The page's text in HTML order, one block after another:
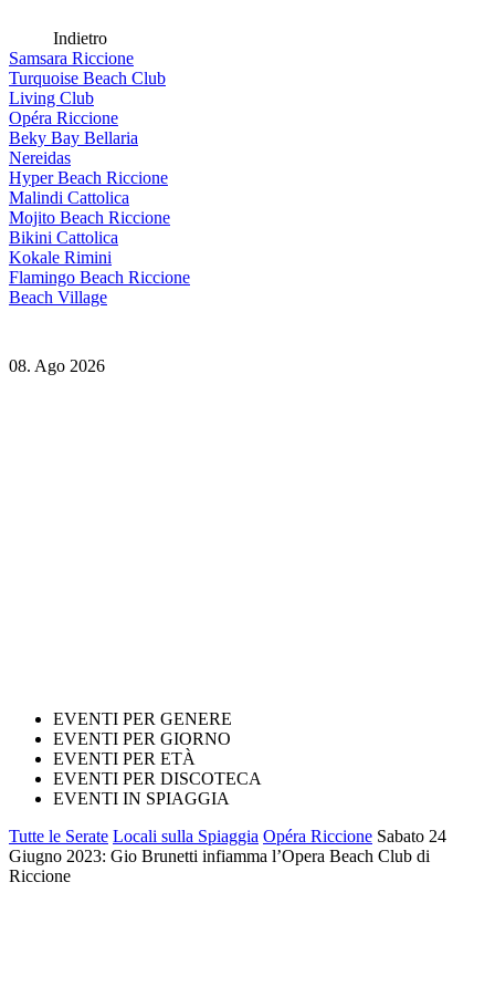
Indietro
Samsara Riccione
Turquoise Beach Club
Living Club
Opéra Riccione
Beky Bay Bellaria
Nereidas
Hyper Beach Riccione
Malindi Cattolica
Mojito Beach Riccione
Bikini Cattolica
Kokale Rimini
Flamingo Beach Riccione
Beach Village
08. Ago 2026
EVENTI PER GENERE
EVENTI PER GIORNO
EVENTI PER ETÀ
EVENTI PER DISCOTECA
EVENTI IN SPIAGGIA
Tutte le Serate Locali sulla Spiaggia Opéra Riccione Sabato 24
Giugno 2023: Gio Brunetti infiamma l’Opera Beach Club di
Riccione